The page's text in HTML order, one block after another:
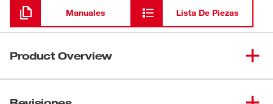
Manuales Lista De Piezas
Product Overview
necesario reemplazar algunos componentes. Use